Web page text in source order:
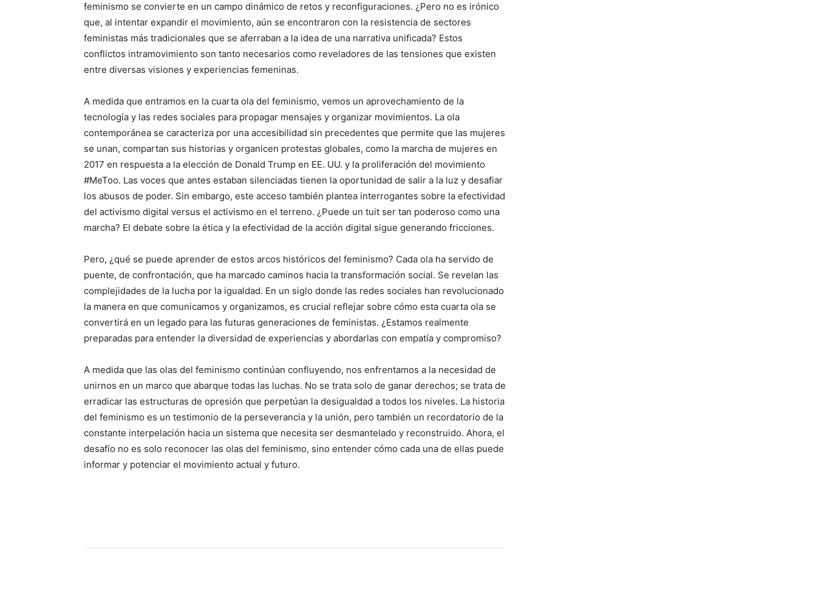
feminismo se convierte en un campo dinámico de retos y reconfiguraciones. ¿Pero no es irónico
que, al intentar expandir el movimiento, aún se encontraron con la resistencia de sectores
feministas más tradicionales que se aferraban a la idea de una narrativa unificada? Estos
conflictos intramovimiento son tanto necesarios como reveladores de las tensiones que existen
entre diversas visiones y experiencias femeninas.
A medida que entramos en la cuarta ola del feminismo, vemos un aprovechamiento de la
tecnología y las redes sociales para propagar mensajes y organizar movimientos. La ola
contemporánea se caracteriza por una accesibilidad sin precedentes que permite que las mujeres
se unan, compartan sus historias y organicen protestas globales, como la marcha de mujeres en
2017 en respuesta a la elección de Donald Trump en EE. UU. y la proliferación del movimiento
#MeToo. Las voces que antes estaban silenciadas tienen la oportunidad de salir a la luz y desafiar
los abusos de poder. Sin embargo, este acceso también plantea interrogantes sobre la efectividad
del activismo digital versus el activismo en el terreno. ¿Puede un tuit ser tan poderoso como una
marcha? El debate sobre la ética y la efectividad de la acción digital sigue generando fricciones.
Pero, ¿qué se puede aprender de estos arcos históricos del feminismo? Cada ola ha servido de
puente, de confrontación, que ha marcado caminos hacia la transformación social. Se revelan las
complejidades de la lucha por la igualdad. En un siglo donde las redes sociales han revolucionado
la manera en que comunicamos y organizamos, es crucial reflejar sobre cómo esta cuarta ola se
convertirá en un legado para las futuras generaciones de feministas. ¿Estamos realmente
preparadas para entender la diversidad de experiencias y abordarlas con empatía y compromiso?
A medida que las olas del feminismo continúan confluyendo, nos enfrentamos a la necesidad de
unirnos en un marco que abarque todas las luchas. No se trata solo de ganar derechos; se trata de
erradicar las estructuras de opresión que perpetúan la desigualdad a todos los niveles. La historia
del feminismo es un testimonio de la perseverancia y la unión, pero también un recordatorio de la
constante interpelación hacia un sistema que necesita ser desmantelado y reconstruido. Ahora, el
desafío no es solo reconocer las olas del feminismo, sino entender cómo cada una de ellas puede
informar y potenciar el movimiento actual y futuro.